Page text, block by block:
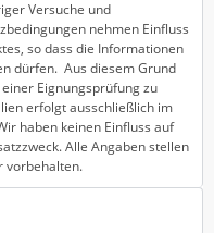
Versuche und
nehmen Einfluss
so dass die Informationen
dürfen. Aus diesem Grund
Eignungsprüfung zu
erfolgt ausschließlich im
haben keinen Einfluss auf
Alle Angaben stellen
vorbehalten.